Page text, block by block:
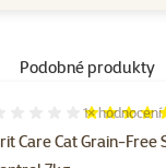
Podobné produkty
Care Cat Grain-
Hodnocení 100%, počet
1×hodnocení